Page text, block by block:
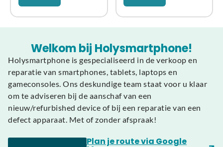
Welkom bij Holysmartphone!
Holysmartphone is gespecialiseerd in de verkoop en
reparatie van smartphones, tablets, laptops en
gameconsoles. Ons deskundige team staat voor u klaar
om te adviseren bij de aanschaf van een
nieuw/refurbished device of bij een reparatie van een
defect apparaat. Met of zonder afspraak!
Plan je route via Google